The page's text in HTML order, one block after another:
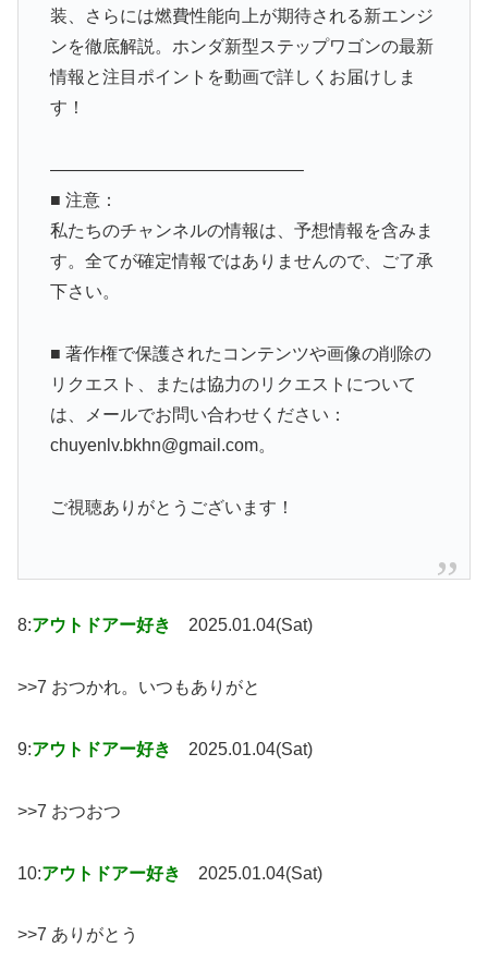
装、さらには燃費性能向上が期待される新エンジ
ンを徹底解説。ホンダ新型ステップワゴンの最新
情報と注目ポイントを動画で詳しくお届けしま
す！
——————————————–
■ 注意：
私たちのチャンネルの情報は、予想情報を含みま
す。全てが確定情報ではありませんので、ご了承
下さい。
■ 著作権で保護されたコンテンツや画像の削除の
リクエスト、または協力のリクエストについて
は、メールでお問い合わせください：
chuyenlv.bkhn@gmail.com。
ご視聴ありがとうございます！
8:アウトドアー好き 2025.01.04(Sat)
>>7 おつかれ。いつもありがと
9:アウトドアー好き 2025.01.04(Sat)
>>7 おつおつ
10:アウトドアー好き 2025.01.04(Sat)
>>7 ありがとう